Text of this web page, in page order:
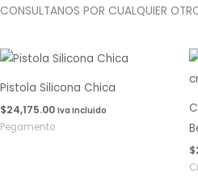
CONSULTANOS POR CUALQUIER
Pistola Silicona Chica
$24,175.00 Iva Incluido
Pegamento
$